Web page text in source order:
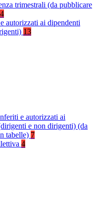
trimestrali (da pubblicare
autorizzati ai dipendenti
13
e autorizzati ai
e non dirigenti) (da
tabelle) 7
4